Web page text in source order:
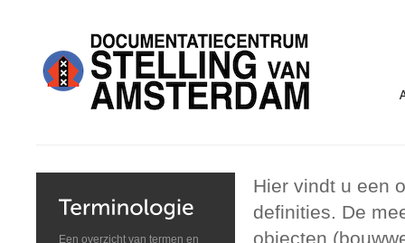
Een overzicht van termen en
Hier vindt u een
definities. De
objecten